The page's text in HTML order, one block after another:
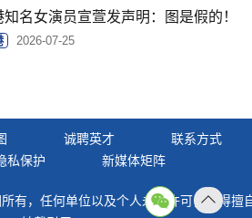
知名女演员宣萱发声明：图是假的！
2026-07-25
诚聘英才
联系方式
私保护 新媒体矩阵
有，任何单位以及个人未经许可，不得擅